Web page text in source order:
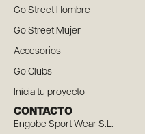
Go Street Hombre
Go Street Mujer
Accesorios
Go Clubs
Inicia tu proyecto
CONTACTO
Engobe Sport Wear S.L.